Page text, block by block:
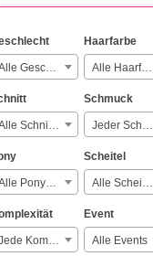
Alle Geschlechter
Haarfarbe
Alle Haarfarben
Alle Schnitte
Schmuck
Jeder Schmuck
Alle Ponyarten
Scheitel
Alle Scheitelarten
Jede Komplexität
Event
Alle Events